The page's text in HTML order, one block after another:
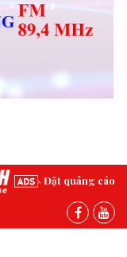
Đặt quảng cáo